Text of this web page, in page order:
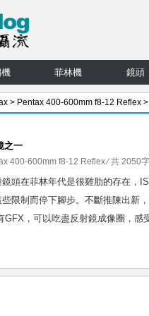
菲林機 鏡頭
> Pentax 400-600mm f8-12 Reflex
之一
400-600mm f8-12 Reflex⁄ 共 2050
鏡頭在菲林年代是很雞肋的存在，
限制而停下腳步。不斷推陳出新
GFX，可以吃盡反射鏡成像圈，